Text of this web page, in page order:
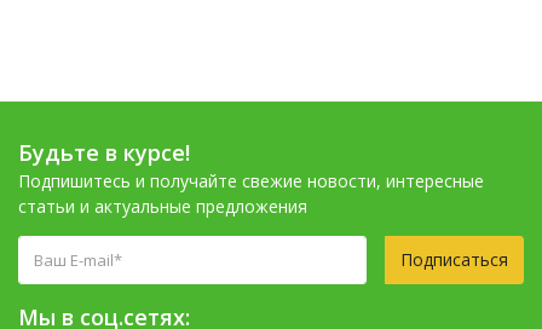
Будьте в курсе!
Подпишитесь и получайте свежие новости, интересные
статьи и актуальные предложения
Подписаться
Мы в соц.сетях: